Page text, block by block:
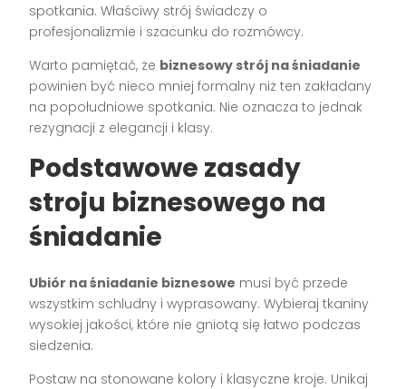
spotkania. Właściwy strój świadczy o
profesjonalizmie i szacunku do rozmówcy.
Warto pamiętać, że biznesowy strój na śniadanie
powinien być nieco mniej formalny niż ten zakładany
na popołudniowe spotkania. Nie oznacza to jednak
rezygnacji z elegancji i klasy.
Podstawowe zasady
stroju biznesowego na
śniadanie
Ubiór na śniadanie biznesowe musi być przede
wszystkim schludny i wyprasowany. Wybieraj tkaniny
wysokiej jakości, które nie gniotą się łatwo podczas
siedzenia.
Postaw na stonowane kolory i klasyczne kroje. Unikaj